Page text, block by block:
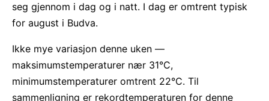
seg gjennom i dag og i natt. I dag er omtrent typisk
for august i Budva.
Ikke mye variasjon denne uken —
maksimumstemperaturer nær 31°C,
minimumstemperaturer omtrent 22°C. Til
sammenligning er rekordtemperaturen for denne